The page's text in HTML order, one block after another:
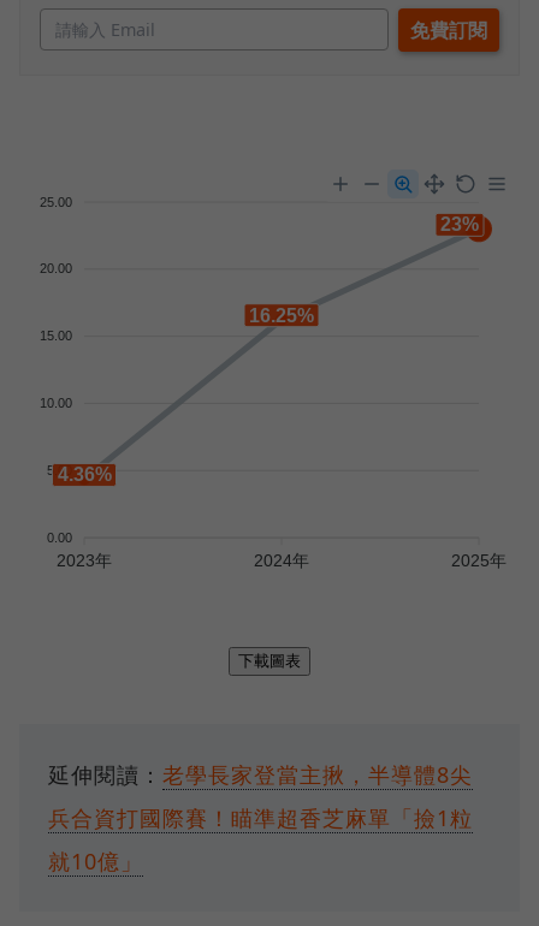
延伸閱讀： 老學長家登當主揪，半導體8尖
兵合資打國際賽！瞄準超香芝麻單「撿1粒
就10億」